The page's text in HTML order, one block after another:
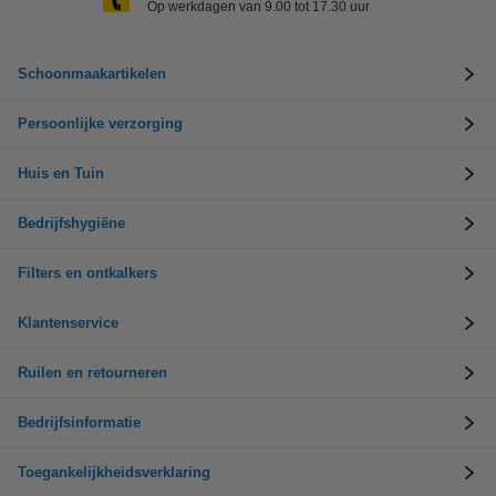
Op werkdagen van 9.00 tot 17.30 uur
Schoonmaakartikelen
Persoonlijke verzorging
Huis en Tuin
Bedrijfshygiëne
Filters en ontkalkers
Klantenservice
Ruilen en retourneren
Bedrijfsinformatie
Toegankelijkheidsverklaring